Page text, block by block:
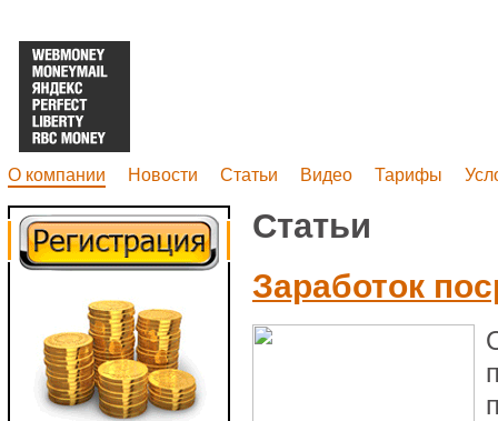
О компании Новости Статьи Видео Тарифы
Статьи
Заработок